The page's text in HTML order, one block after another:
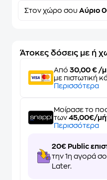
Στον χώρο σου Αύριο
Άτοκες δόσεις με ή
Από 30,00 € /
με πιστωτική
Περισσότερα
Μοίρασε το
των 45,00€/
Περισσότερα
20€ Public
την 1η αγορά
Later.